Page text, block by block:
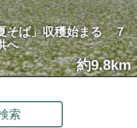
そば」収穫始まる ７
へ
約9.8km
索